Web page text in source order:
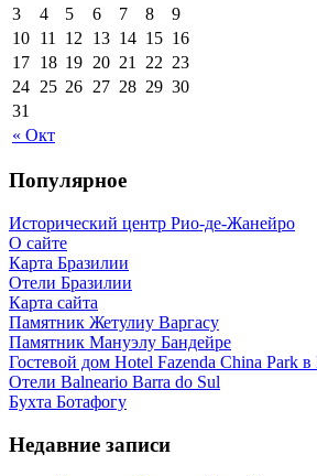
« Окт
3
4 5 6 7 8
9
10 11 12 13 14 15 16
17 18 19 20 21 22 23
24 25 26 27 28 29 30
31
Популярное
Исторический центр Рио-де-Жанейро
О сайте
Карта Бразилии
Отели Бразилии
Карта сайта
Памятник Жетулиу Варгасу
Памятник Мануэлу Бандейре
Гостевой дом Hotel Fazenda China Park
Отели Balneario Barra do Sul
Бухта Ботафогу
Недавние записи